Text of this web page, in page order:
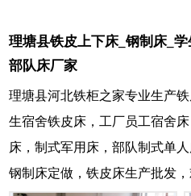
理塘县铁皮上下床_钢制床_
部队床厂家
理塘县河北铁柜之家专业生产
生宿舍铁皮床，工厂员工宿舍
床，制式军用床，部队制式单
钢制床定做，铁皮床生产批发，